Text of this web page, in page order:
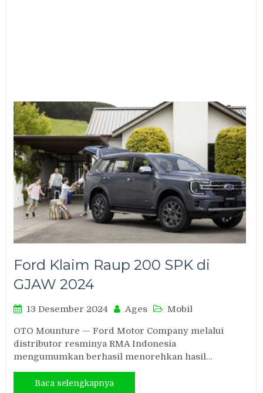
Ford Klaim Raup 200 SPK di
GJAW 2024
13 Desember 2024 Ages Mobil
OTO Mounture — Ford Motor Company melalui
distributor resminya RMA Indonesia
mengumumkan berhasil menorehkan hasil…
Baca selengkapnya